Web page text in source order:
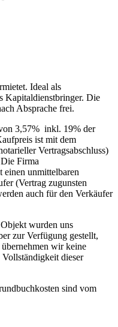
Ideal als
Kapitaldienstbringer. Die
Absprache frei.
3,57% inkl. 19% der
ist mit dem
Vertragsabschluss)
Firma
unmittelbaren
(Vertrag zugunsten
auch für den Verkäufer
wurden uns
zur Verfügung gestellt,
wir keine
dieser
sind vom